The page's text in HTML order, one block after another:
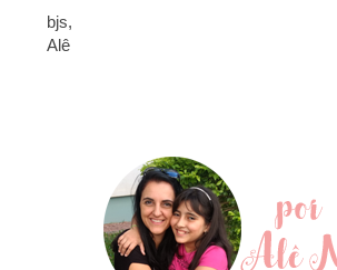
bjs,
Alê